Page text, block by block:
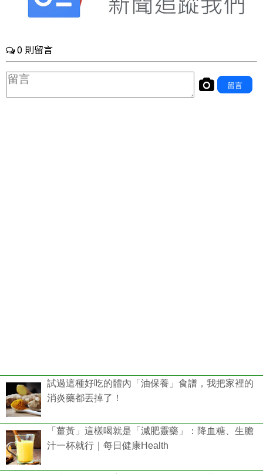
試過這種好吃的體內「油保養」食譜，我把家裡的
消炎藥都丟掉了！
「薑黃」這樣喝就是「減肥靈藥」：降血糖、生膽
汁一杯就行｜每日健康Health